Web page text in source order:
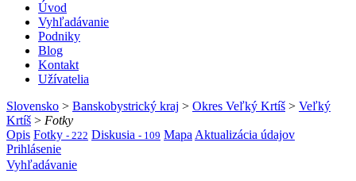
Úvod
Vyhľadávanie
Podniky
Blog
Kontakt
Užívatelia
Slovensko > Banskobystrický kraj > Okres Veľký Krtíš > Veľký
Krtíš > Fotky
Opis Fotky - 222 Diskusia - 109 Mapa Aktualizácia údajov
Prihlásenie
Vyhľadávanie